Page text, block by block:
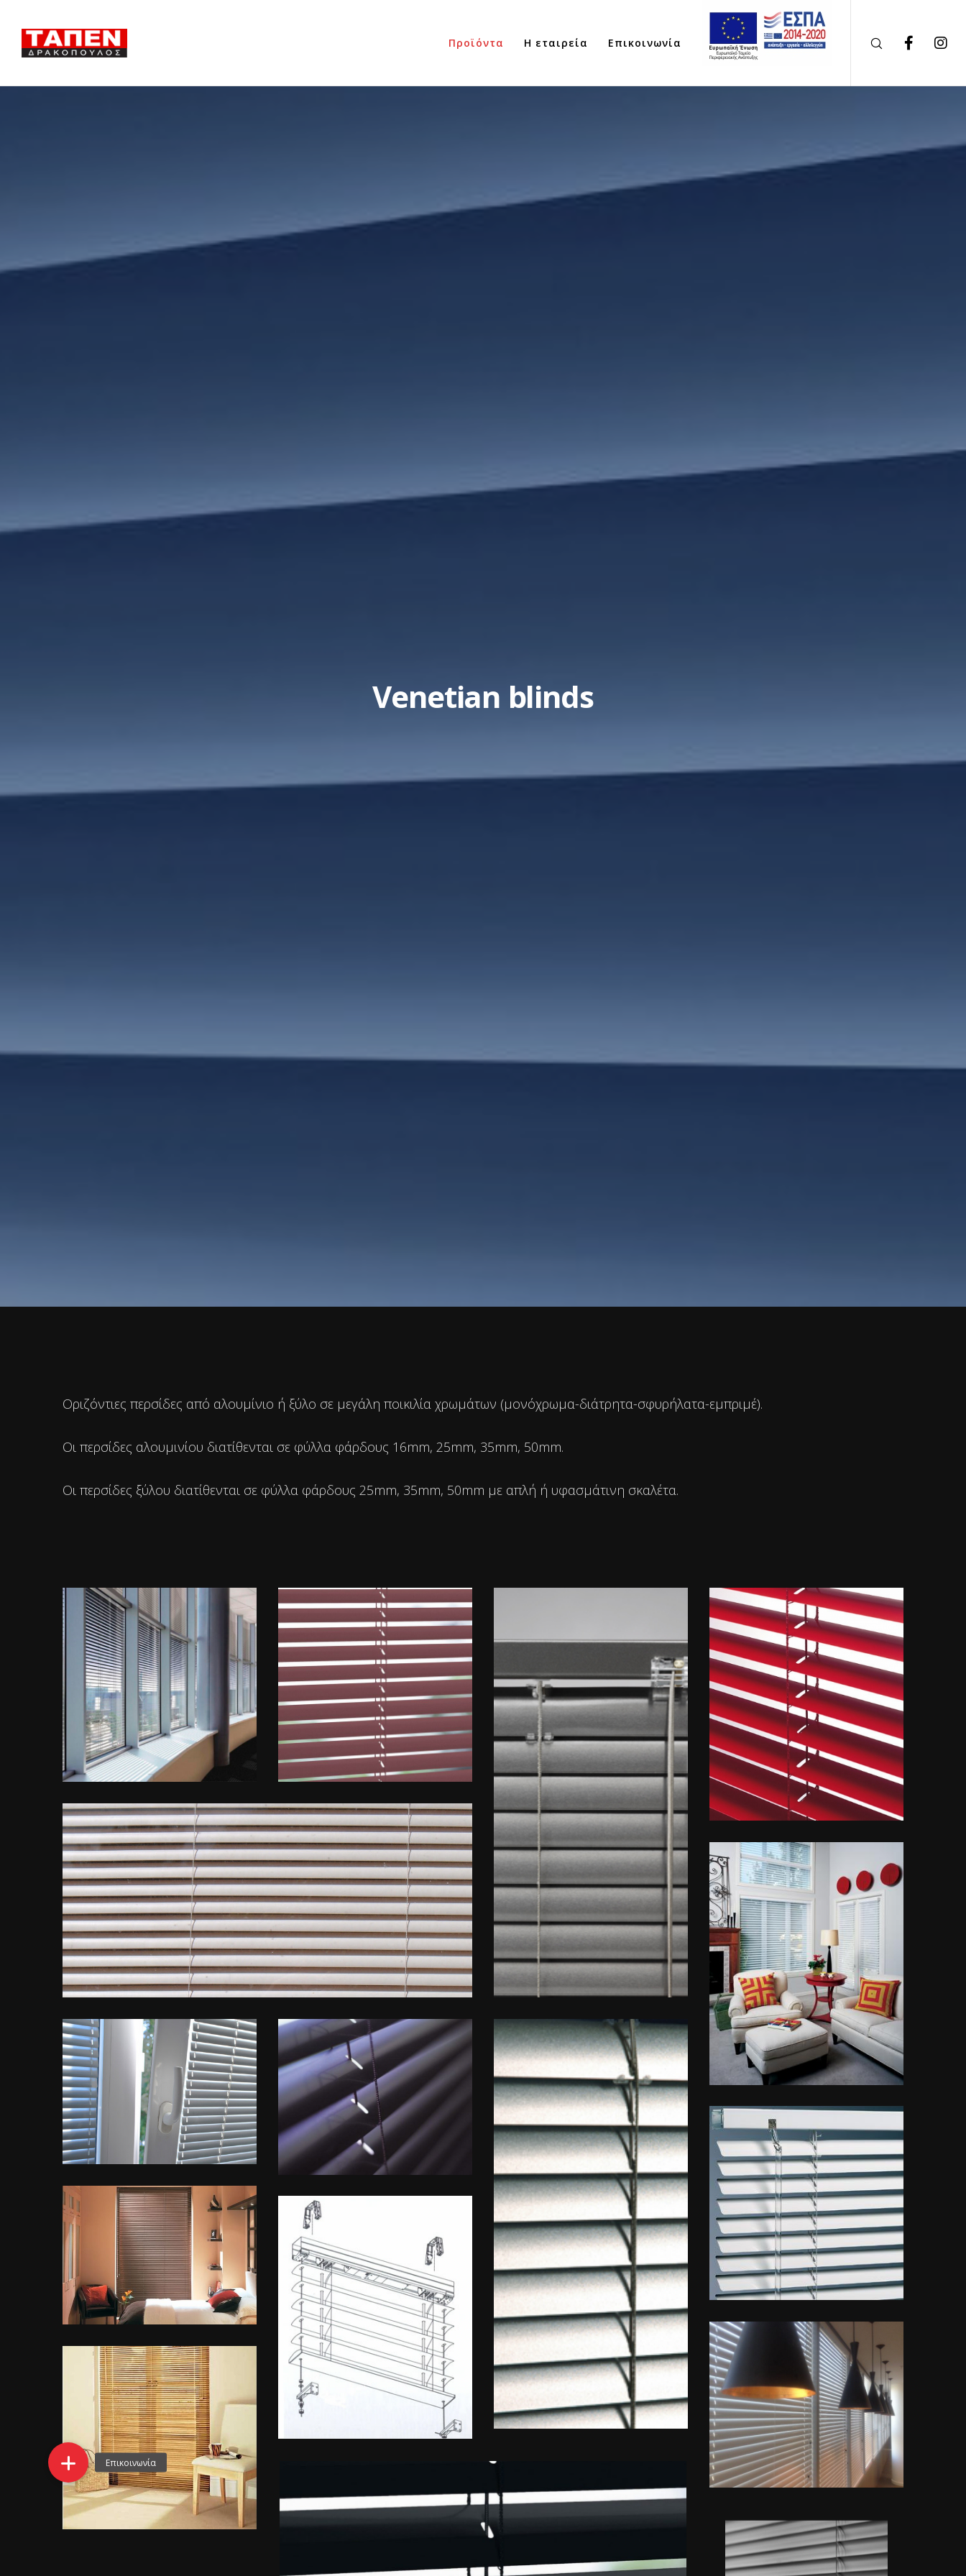
Προϊόντα Η εταιρεία Επικοινωνία
Venetian blinds
Οριζόντιες περσίδες από αλουμίνιο ή ξύλο σε μεγάλη ποικιλία χρωμάτων (μονόχρωμα-διάτρητα-σφυρήλατα-εμπριμέ).
Οι περσίδες αλουμινίου διατίθενται σε φύλλα φάρδους 16mm, 25mm, 35mm, 50mm.
Οι περσίδες ξύλου διατίθενται σε φύλλα φάρδους 25mm, 35mm, 50mm με απλή ή υφασμάτινη σκαλέτα.